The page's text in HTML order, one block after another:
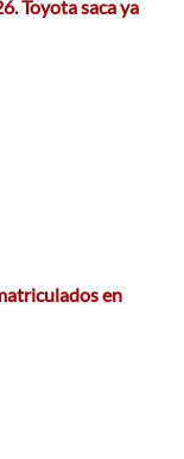
Toyota saca ya
en